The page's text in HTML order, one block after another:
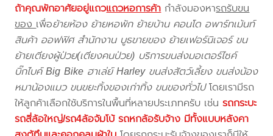
ถ้าคุณพักอาศัยอยู่แถวแถวหอการค้ากำลังมองหารถรับขน
ของเพื่อย้ายห้อง ย้ายหอพัก ย้ายบ้าน คอนโด อพาร์ทเม้นท์
สินค้า ออฟฟิศ สำนักงาน บูธขายของ ย้ายเฟอร์นิเจอร์ ขน
ย้ายเตียงผู้ป่วย(เตียงคนป่วย) บริการขนส่งมอเตอร์ไซค์
บิ๊กไบค์ Big Bike ฮาเล่ย์ Harley ขนส่งสัตว์เลี้ยง ขนส่งน้อง
หมาน้องแมว ขนขยะทิ้งของเก่าทิ้ง ขนของทั่วไปโดยเรามีรถ
ให้ลูกค้าเลือกใช้บริการในพื้นที่หลายประเภทครับ เช่นรถกระบะ
รถสี่ล้อใหญ่/รถ4ล้อจัมโบ้ รถหกล้อรับจ้าง มีทั้งแบบหลังคา